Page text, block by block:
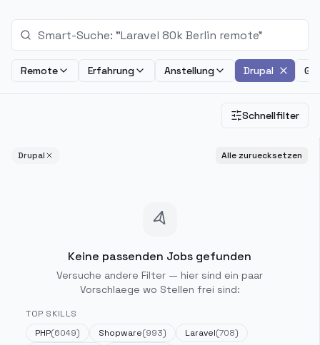
Remote Erfahrung Anstellung Drupal
Schnellfilter
Drupal Alle zuruecksetzen
Keine passenden Jobs gefunden
Versuche andere Filter — hier sind ein paar
Vorschlaege wo Stellen frei sind:
TOP SKILLS
PHP(6049) Shopware(993) Laravel(708)